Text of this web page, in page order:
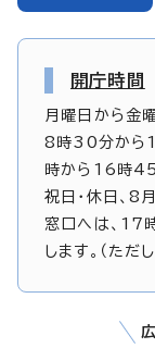
開庁時間
月曜日から金
8時30分から
時から16時45
祝日・休日、
窓口へは、17
します。（た